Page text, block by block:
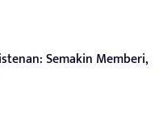
Semakin Memberi,